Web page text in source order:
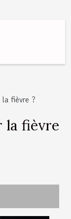
fièvre ?
la fièvre